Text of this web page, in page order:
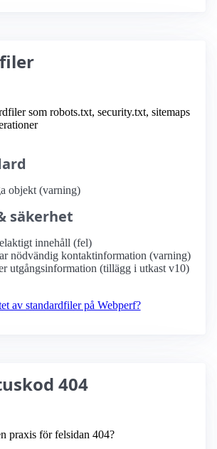
som robots.txt, security.txt, sitemaps
objekt (varning)
säkerhet
innehåll (fel)
nödvändig kontaktinformation (varning)
utgångsinformation (tillägg i utkast v10)
av standardfiler på Webperf?
404
praxis för felsidan 404?